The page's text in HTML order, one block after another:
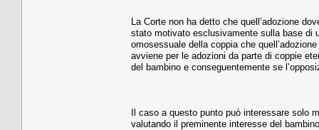
La Corte non ha detto che quell’adozione
stato motivato esclusivamente sulla base di
omosessuale della coppia che
avviene per le adozioni da parte di coppie
del bambino e conseguentemente se
Il caso a questo punto può interessare solo
valutando il preminente interesse del